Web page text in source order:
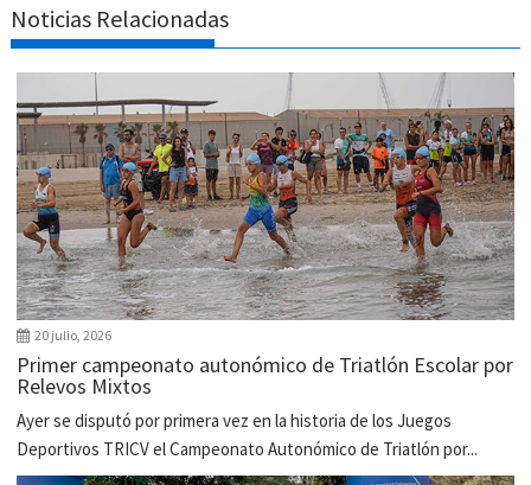
Noticias Relacionadas
20 julio, 2026
Primer campeonato autonómico de Triatlón Escolar por
Relevos Mixtos
Ayer se disputó por primera vez en la historia de los Juegos
Deportivos TRICV el Campeonato Autonómico de Triatlón por...